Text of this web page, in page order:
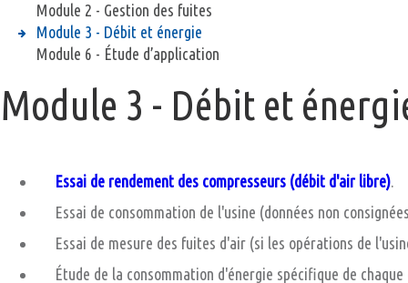
Module 2 - Gestion des fuites
Module 3 - Débit et énergie
Module 6 - Étude d’application
Module 3 - Débit et
Essai de rendement des compresseurs (débit d'air libre).
Essai de consommation de l'usine (données non
Essai de mesure des fuites d'air (si les opérations de
Étude de la consommation d'énergie spécifique de chaque